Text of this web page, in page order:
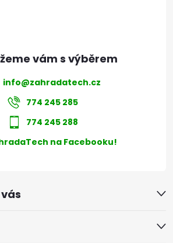
info@zahradatech.cz
774 245 285
774 245 288
na Facebooku!